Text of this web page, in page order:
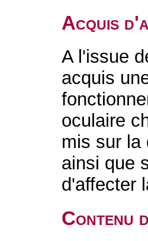
Acquis
A l'issue
acquis
oculaire
mis sur la
ainsi que
d'affecter
Contenu